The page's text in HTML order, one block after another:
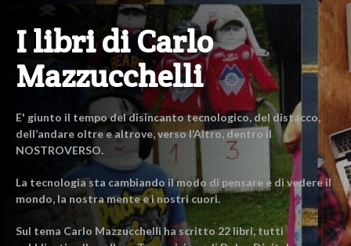
I libri di Carlo
Mazzucchelli
E' giunto il tempo del disincanto tecnologico, del distacco,
dell’andare oltre e altrove, verso l’Altro, dentro il
NOSTROVERSO.
La tecnologia sta cambiando il modo di pensare e di vedere il
mondo, la nostra mente e i nostri cuori.
Sul tema Carlo Mazzucchelli ha scritto 22 libri, tutti